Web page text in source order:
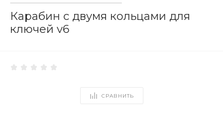
Карабин с двумя кольцами для
ключей v6
СРАВНИТЬ